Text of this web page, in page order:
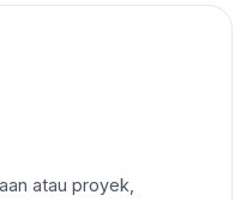
atau proyek,